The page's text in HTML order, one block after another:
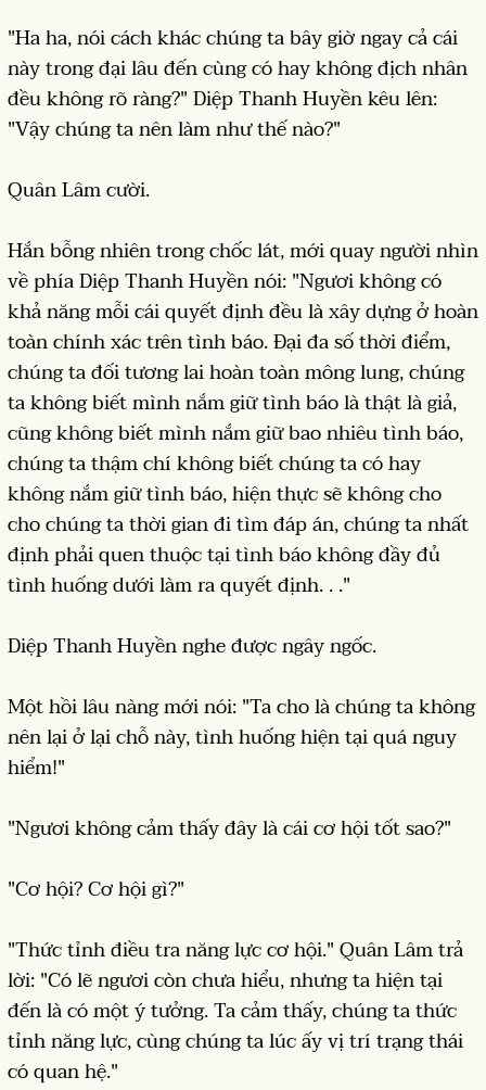
"Ha ha, nói cách khác chúng ta bây giờ ngay cả cái
này trong đại lâu đến cùng có hay không địch nhân
đều không rõ ràng?" Diệp Thanh Huyền kêu lên:
"Vậy chúng ta nên làm như thế nào?"
Quân Lâm cười.
Hắn bỗng nhiên trong chốc lát, mới quay người nhìn
về phía Diệp Thanh Huyền nói: "Ngươi không có
khả năng mỗi cái quyết định đều là xây dựng ở hoàn
toàn chính xác trên tình báo. Đại đa số thời điểm,
chúng ta đối tương lai hoàn toàn mông lung, chúng
ta không biết mình nắm giữ tình báo là thật là giả,
cũng không biết mình nắm giữ bao nhiêu tình báo,
chúng ta thậm chí không biết chúng ta có hay
không nắm giữ tình báo, hiện thực sẽ không cho
cho chúng ta thời gian đi tìm đáp án, chúng ta nhất
định phải quen thuộc tại tình báo không đầy đủ
tình huống dưới làm ra quyết định. . ."
Diệp Thanh Huyền nghe được ngây ngốc.
Một hồi lâu nàng mới nói: "Ta cho là chúng ta không
nên lại ở lại chỗ này, tình huống hiện tại quá nguy
hiểm!"
"Ngươi không cảm thấy đây là cái cơ hội tốt sao?"
"Cơ hội? Cơ hội gì?"
"Thức tỉnh điều tra năng lực cơ hội." Quân Lâm trả
lời: "Có lẽ ngươi còn chưa hiểu, nhưng ta hiện tại
đến là có một ý tưởng. Ta cảm thấy, chúng ta thức
tỉnh năng lực, cùng chúng ta lúc ấy vị trí trạng thái
có quan hệ."